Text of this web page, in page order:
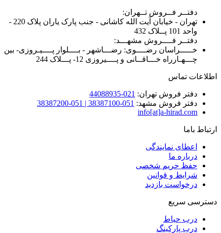
دفتــر فــروش تــهران:
تهران - خیابان آیت الله کاشانی - جنب پارک یاران پلاک 220 -
واحد 101 پــلاک 432
دفتــر فــــروش مشهـــد:
خـــــراسان رضــــوی: رضـــاشهر - بــــلوار پــــیـروزی- بین
چـــهـارراه خـــاقــانی و پــــیروزی 12- پـــلاک 244
اطلاعات تماس
دفتر فروش تهران: 021-44088935
دفتر فروش مشهد: 051-38387100 | 051-38387200
info[at]a-hirad.com
ارتباط باما
اعطای نمایندگی
درباره ما
حفظ حریم شخصی
شرایط و قوانین
درخواست بازدید
دسترسی سریع
درب حیاط
درب پارکینگ